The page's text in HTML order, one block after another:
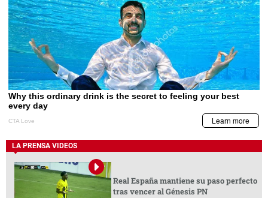
LA PRENSA VIDEOS
Real España mantiene su paso perfecto
tras vencer al Génesis PN